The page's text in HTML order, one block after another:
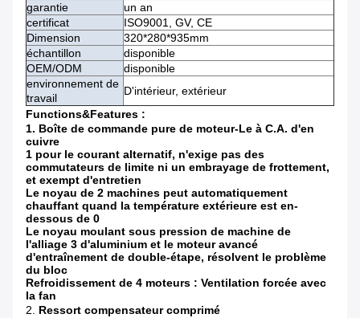
garantie
un an
certificat
ISO9001, GV, CE
Dimension
320*280*935mm
échantillon
disponible
OEM/ODM
disponible
environnement de
travail
D'intérieur, extérieur
Functions&Features :
1. Boîte de commande pure de moteur-Le à C.A. d'en
cuivre
1 pour le courant alternatif, n'exige pas des
commutateurs de limite ni un embrayage de frottement,
et exempt d'entretien
Le noyau de 2 machines peut automatiquement
chauffant quand la température extérieure est en-
dessous de 0
Le noyau moulant sous pression de machine de
l'alliage 3 d'aluminium et le moteur avancé
d'entraînement de double-étape, résolvent le problème
du bloc
Refroidissement de 4 moteurs : Ventilation forcée avec
la fan
2. Ressort compensateur comprimé